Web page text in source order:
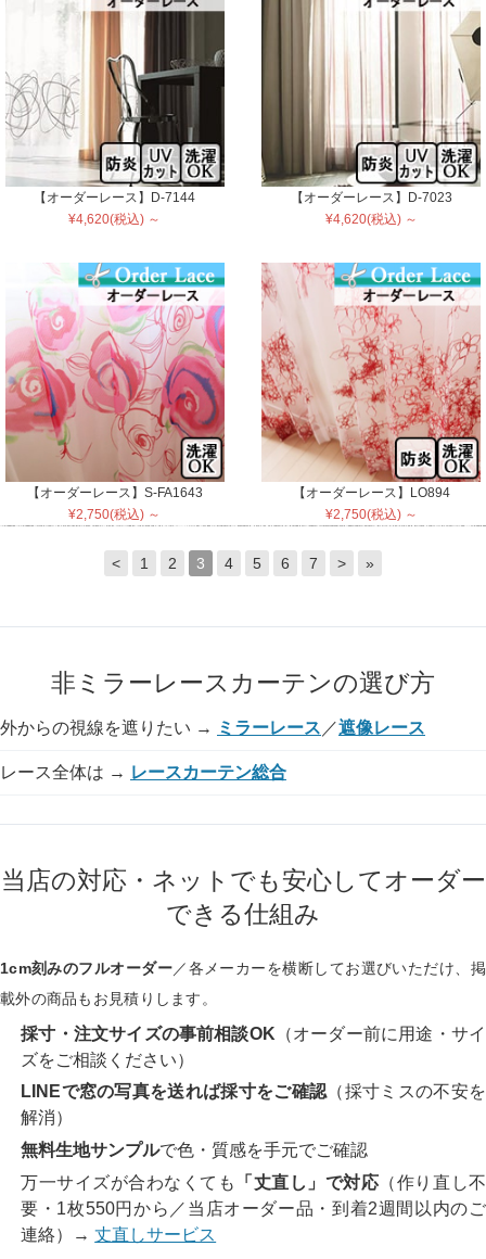
【オーダーレース】D-7144
¥4,620(税込) ～
【オーダーレース】D-7023
¥4,620(税込) ～
【オーダーレース】S-FA1643
¥2,750(税込) ～
【オーダーレース】LO894
¥2,750(税込) ～
< 1 2 3 4 5 6 7 > »
非ミラーレースカーテンの選び方
外からの視線を遮りたい → ミラーレース ／遮像レース
レース全体は → レースカーテン総合
当店の対応・ネットでも安心してオーダー
できる仕組み
1cm刻みのフルオーダー／各メーカーを横断してお選びいただけ、掲
載外の商品もお見積りします。
採寸・注文サイズの事前相談OK （オーダー前に用途・サイ
ズをご相談ください）
LINEで窓の写真を送れば採寸をご確認 （採寸ミスの不安を
解消）
無料生地サンプルで色・質感を手元でご確認
万一サイズが合わなくても
「丈直し」で対応 （作り直し不
要・1枚550円から／当店オーダー品・到着2週間以内のご
連絡）→丈直しサービス